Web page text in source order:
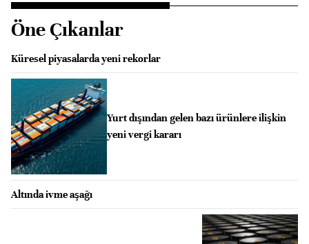
Öne Çıkanlar
Küresel piyasalarda yeni rekorlar
Yurt dışından gelen bazı ürünlere ilişkin
yeni vergi kararı
Altında ivme aşağı